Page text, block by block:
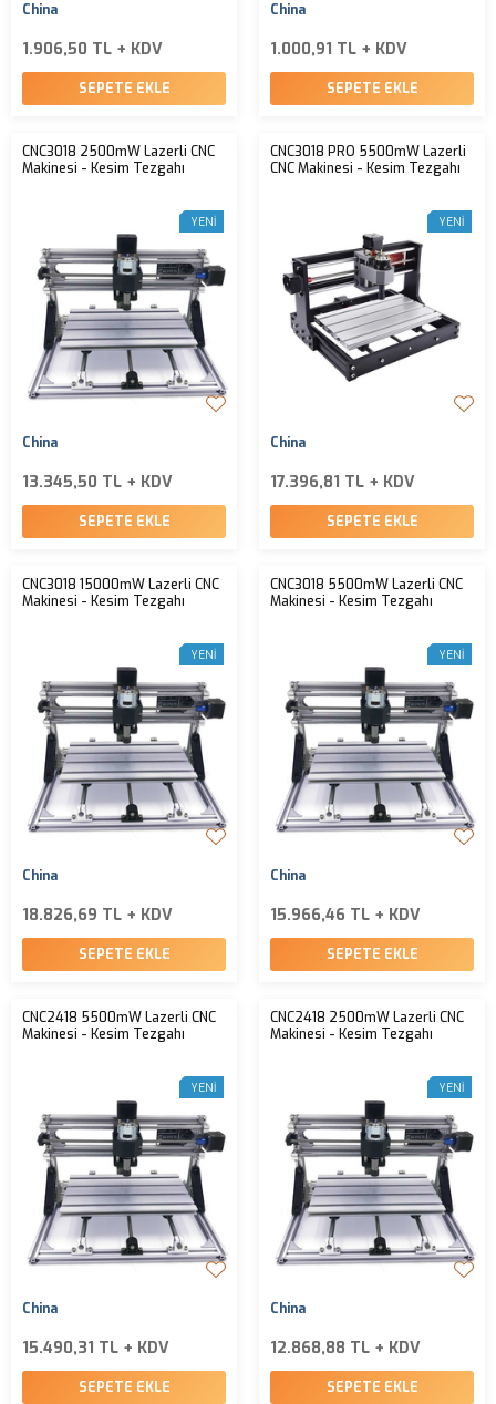
China
1.906,50 TL + KDV
SEPETE EKLE
China
1.000,91 TL + KDV
SEPETE EKLE
CNC3018 2500mW Lazerli CNC
Makinesi - Kesim Tezgahı
YENI
China
13.345,50 TL + KDV
SEPETE EKLE
CNC3018 PRO 5500mW Lazerli
CNC Makinesi - Kesim Tezgahı
YENI
China
17.396,81 TL + KDV
SEPETE EKLE
CNC3018 15000mW Lazerli CNC
Makinesi - Kesim Tezgahı
YENI
China
18.826,69 TL + KDV
SEPETE EKLE
CNC3018 5500mW Lazerli CNC
Makinesi - Kesim Tezgahı
YENI
China
15.966,46 TL + KDV
SEPETE EKLE
CNC2418 5500mW Lazerli CNC
Makinesi - Kesim Tezgahı
YENI
China
15.490,31 TL + KDV
SEPETE EKLE
CNC2418 2500mW Lazerli CNC
Makinesi - Kesim Tezgahı
YENI
China
12.868,88 TL + KDV
SEPETE EKLE